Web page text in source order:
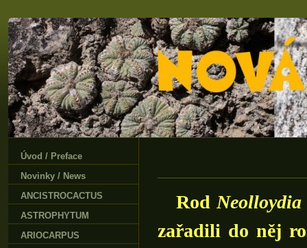
Rod Neolloydia
zařadili do něj
Úvod / Preface
Novinky / News
ANCISTROCACTUS
ASTROPHYTUM
ARIOCARPUS